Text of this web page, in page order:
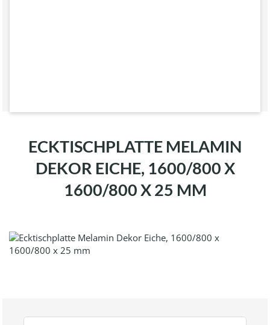
ECKTISCHPLATTE MELAMIN
DEKOR EICHE, 1600/800 X
1600/800 X 25 MM